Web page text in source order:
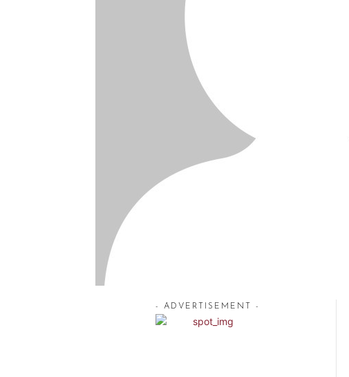
- ADVERTISEMENT -